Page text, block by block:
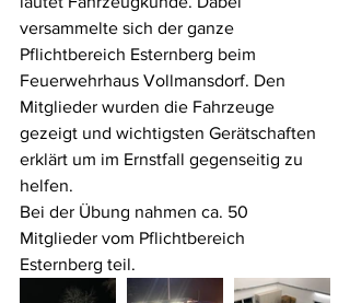
versammelte sich der ganze
Pflichtbereich Esternberg beim
Feuerwehrhaus Vollmansdorf. Den
Mitglieder wurden die Fahrzeuge
gezeigt und wichtigsten Gerätschaften
erklärt um im Ernstfall gegenseitig zu
helfen.
Bei der Übung nahmen ca. 50
Mitglieder vom Pflichtbereich
Esternberg teil.